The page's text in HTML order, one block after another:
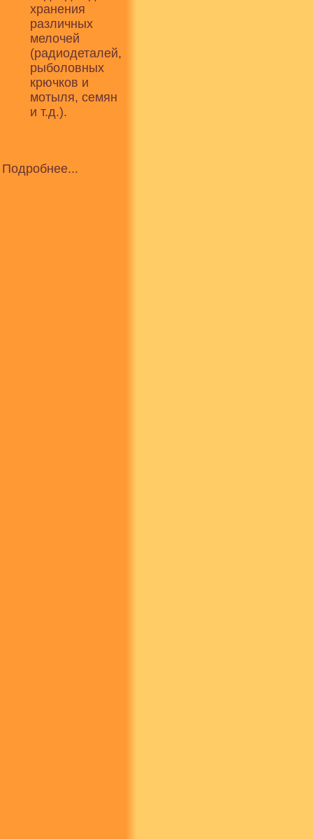
хранения
различных
мелочей
(радиодеталей,
рыболовных
крючков и
мотыля, семян
и т.д.).
Подробнее...